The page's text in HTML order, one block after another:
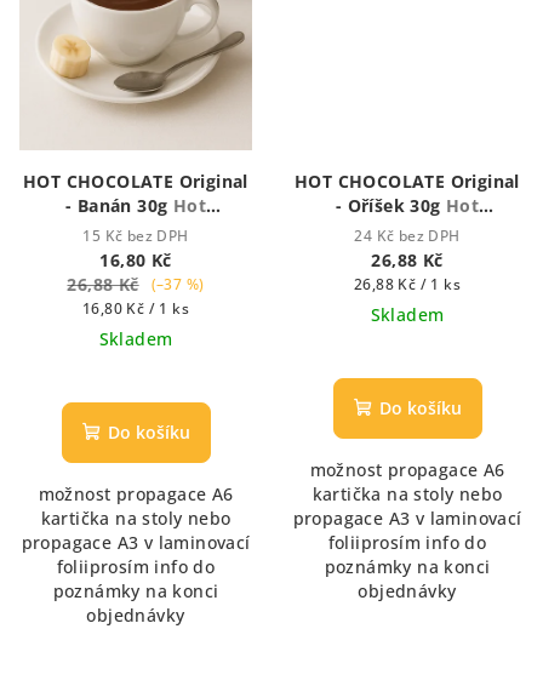
HOT CHOCOLATE Original
- Banán 30g Hot
Chocolate - Houstnoucí
krémová čokoláda
15 Kč bez DPH
16,80 Kč
26,88 Kč
(–37 %)
Měrná
cena:
16,80 Kč / 1 ks
Skladem
hodnocení
produktu
z
5
hvězdiček.
Do košíku
možnost propagace A6
kartička na stoly nebo
propagace A3 v laminovací
foliiprosím info do
poznámky na konci
objednávky
HOT CHOCOLATE Original
- Oříšek 30g Hot
Chocolate - Houstnoucí
krémová čokoláda
24 Kč bez DPH
26,88 Kč
Měrná
cena:
26,88 Kč / 1 ks
Skladem
hodnocení
produktu
z
5
hvězdiček.
Do košíku
možnost propagace A6
kartička na stoly nebo
propagace A3 v laminovací
foliiprosím info do
poznámky na konci
objednávky